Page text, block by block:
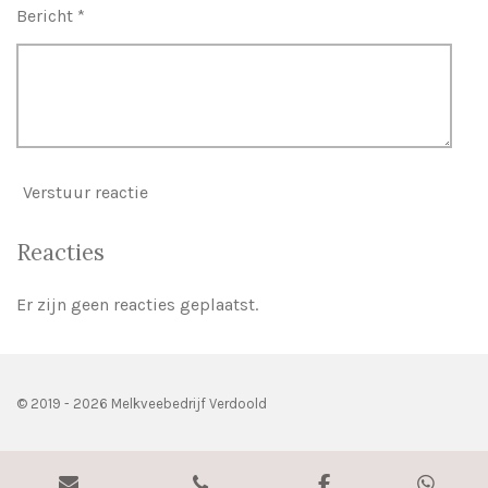
Bericht *
Verstuur reactie
Reacties
Er zijn geen reacties geplaatst.
© 2019 - 2026 Melkveebedrijf Verdoold